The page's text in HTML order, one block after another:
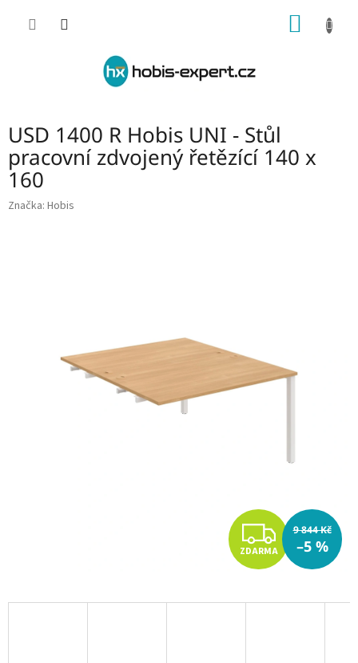
USD 1400 R Hobis UNI - Stůl
pracovní zdvojený řetězící 140 x
160
Značka: Hobis
Z
D
A
ZDARMA
9 844 Kč
–5 %